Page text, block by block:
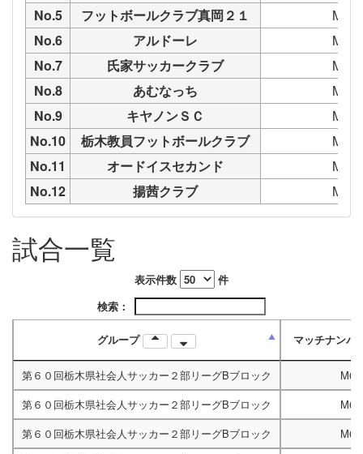
No.5
フットボールクラブ真岡２１
No.6
アルドーレ
No.7
氏家サッカークラブ
No.8
あむなっち
No.9
キヤノンＳＣ
No.10
栃木教員フットボールクラブ
No.11
オードイスセカンド
No.12
揚茜クラブ
試合一覧
表示件数
件
検索：
グループ マッチナンバ
第６０回栃木県社会人サッカー２部リーグBブロック
第６０回栃木県社会人サッカー２部リーグBブロック
第６０回栃木県社会人サッカー２部リーグBブロック